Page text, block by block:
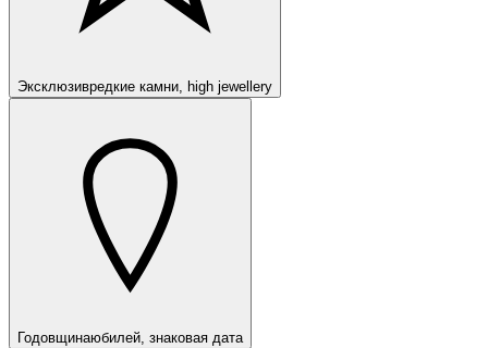
Эксклюзивредкие камни, high jewellery
Годовщинаюбилей, знаковая дата